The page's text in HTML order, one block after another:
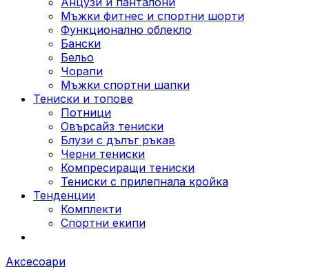
Mъжки фитнес и спортни шорти
Функционално облекло
Бански
Бельо
Чорапи
Mъжки спортни шапки
Тениски и топове
Потници
Овърсайз тениски
Блузи с дълъг ръкав
Черни тениски
Компресиращи тениски
Тениски с прилепнала кройка
Тенденции
Комплекти
Спортни екипи
Аксесоари